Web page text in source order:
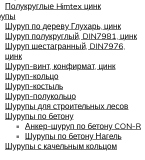
Полукруглые Himtex цинк
Шуруп по дереву Глухарь, цинк
Шуруп полукруглый, DIN7981, цинк
Шуруп шестагранный, DIN7976,
цинк
Шуруп-винт, конфирмат, цинк
Шуруп-кольцо
Шуруп-костыль
Шуруп-полукольцо
Шурупы для строительных лесов
Шурупы по бетону
Анкер-шуруп по бетону CON-R
Шурупы по бетону Нагель
Шурупы с качельным кольцом